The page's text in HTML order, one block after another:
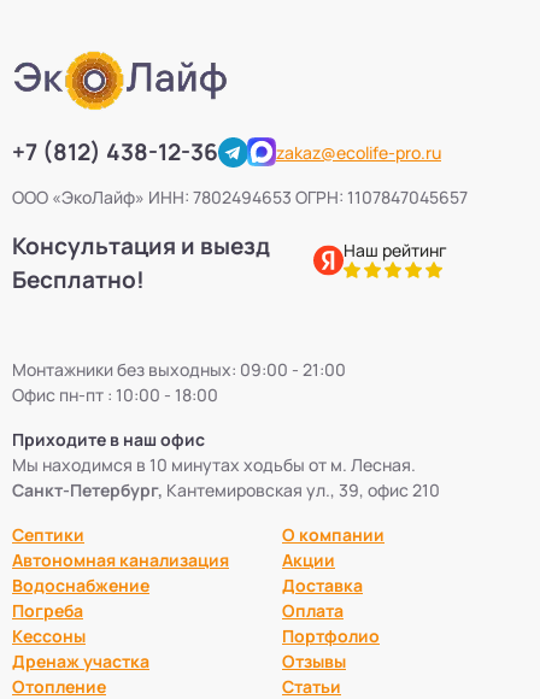
+7 (812) 438-12-36
zakaz@ecolife-pro.ru
ООО «ЭкоЛайф» ИНН: 7802494653 ОГРН: 1107847045657
Консультация и выезд
Бесплатно!
Наш рейтинг
Монтажники без выходных: 09:00 - 21:00
Офис пн-пт : 10:00 - 18:00
Приходите в наш офис
Мы находимся в 10 минутах ходьбы от м. Лесная.
Санкт-Петербург, Кантемировская ул., 39, офис 210
Септики
Автономная канализация
Водоснабжение
Погреба
Кессоны
Дренаж участка
Отопление
О компании
Акции
Доставка
Оплата
Портфолио
Отзывы
Статьи